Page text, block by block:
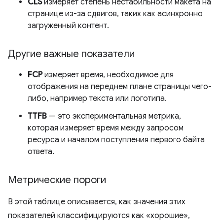
странице из-за сдвигов, таких как асинхронно
загруженный контент.
Другие важные показатели
FCPизмеряет время, необходимое для
отображения на переднем плане страницы чего-
либо, например текста или логотипа.
TTFB — это экспериментальная метрика,
которая измеряет время между запросом
ресурса и началом поступления первого байта
ответа.
Метрические пороги
В этой таблице описывается, как значения этих
показателей классифицируются как «хорошие»,